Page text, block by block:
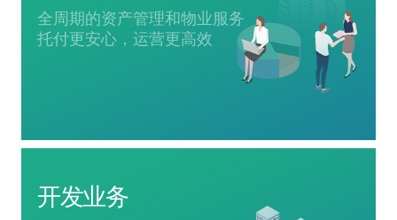
全周期的资产管理和物业服务
托付更安心，运营更高效
开发业务